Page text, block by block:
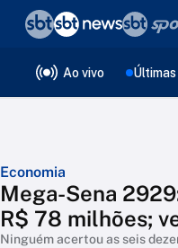
Ao vivo Últimas
Economia
Mega-Sena
R$ 78 milhões;
Ninguém acertou as seis
❮voltar
Editorias